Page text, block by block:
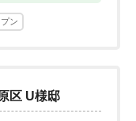
ン
区 U様邸